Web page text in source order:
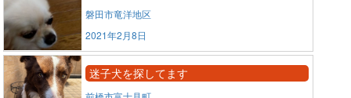
磐田市竜洋地区
2021年2月8日
迷子犬を探してます